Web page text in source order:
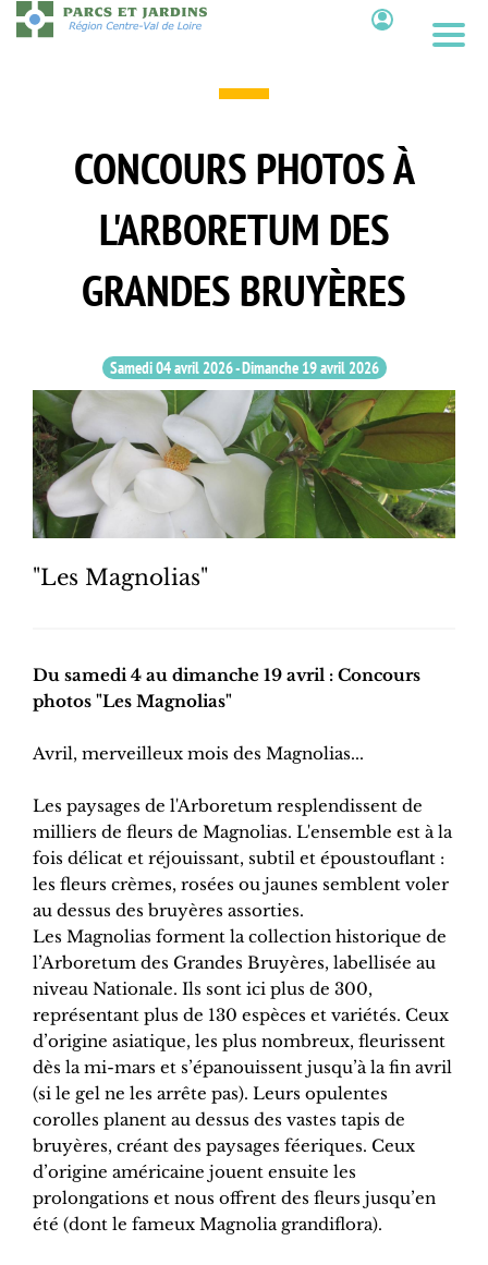
Aller
au
CONCOURS PHOTOS À
L'ARBORETUM DES
GRANDES BRUYÈRES
Samedi 04 avril 2026-Dimanche 19 avril 2026
"Les Magnolias"
Du samedi 4 au dimanche 19 avril : Concours
photos "Les Magnolias"
Avril, merveilleux mois des Magnolias...
Les paysages de l'Arboretum resplendissent de
milliers de fleurs de Magnolias. L'ensemble est à la
fois délicat et réjouissant, subtil et époustouflant :
les fleurs crèmes, rosées ou jaunes semblent voler
au dessus des bruyères assorties.
Les Magnolias forment la collection historique de
l’Arboretum des Grandes Bruyères, labellisée au
niveau Nationale. Ils sont ici plus de 300,
représentant plus de 130 espèces et variétés. Ceux
d’origine asiatique, les plus nombreux, fleurissent
dès la mi-mars et s’épanouissent jusqu’à la fin avril
(si le gel ne les arrête pas). Leurs opulentes
corolles planent au dessus des vastes tapis de
bruyères, créant des paysages féeriques. Ceux
d’origine américaine jouent ensuite les
prolongations et nous offrent des fleurs jusqu’en
été (dont le fameux Magnolia grandiflora).